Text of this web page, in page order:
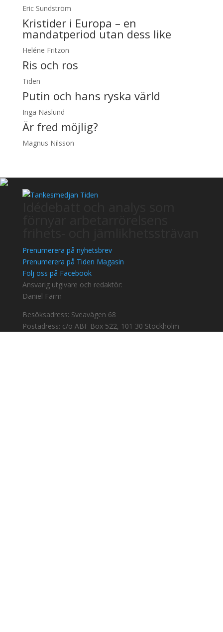
Eric Sundström
Kristider i Europa – en
mandatperiod utan dess like
Heléne Fritzon
Ris och ros
Tiden
Putin och hans ryska värld
Inga Näslund
Är fred möjlig?
Magnus Nilsson
Prenumerera på nyhetsbrev
Prenumerera på Tiden Magasin
Följ oss på Facebook
Ansvarig utgivare och redaktör:
Daniel Färm
Besöksadress: Sveavägen 68
Postadress: c/o ABF Box 522, 101 30 Stockholm